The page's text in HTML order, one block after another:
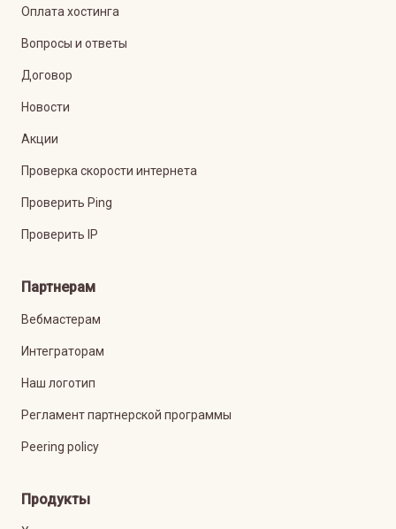
Оплата хостинга
Вопросы и ответы
Договор
Новости
Акции
Проверка скорости интернета
Проверить Ping
Проверить IP
Партнерам
Вебмастерам
Интеграторам
Наш логотип
Регламент партнерской программы
Peering policy
Продукты